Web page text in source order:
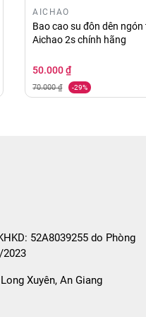
ráo, sạch sẽ, thoáng
tháo tem và còn
gởi hàng.
inbox trực tiếp với
CAO SU ĐÔN DÊN
AICHAO
Bao cao su đôn dên ngón
Aichao 2s chính hãng
50.000 ₫
70.000 ₫ -29%
52A8039255 do Phòng
2023
Xuyên, An Giang